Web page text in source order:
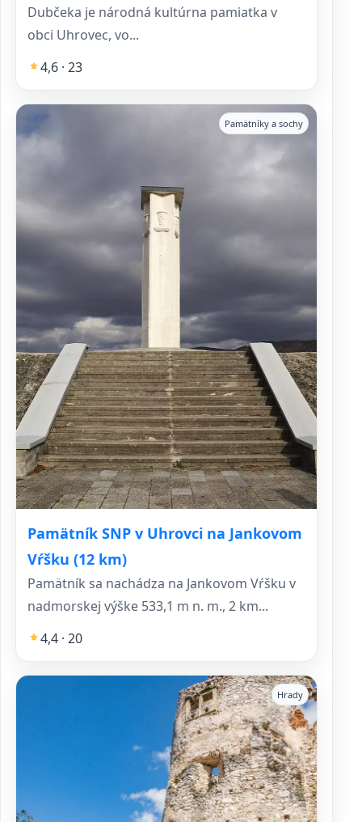
Dubčeka je národná kultúrna pamiatka v
obci Uhrovec, vo...
4,6 · 23
Pamätník SNP v Uhrovci na Jankovom
Vŕšku (12 km)
Pamätníky a sochy
Pamätník sa nachádza na Jankovom Vŕšku v
nadmorskej výške 533,1 m n. m., 2 km...
4,4 · 20
Hrady